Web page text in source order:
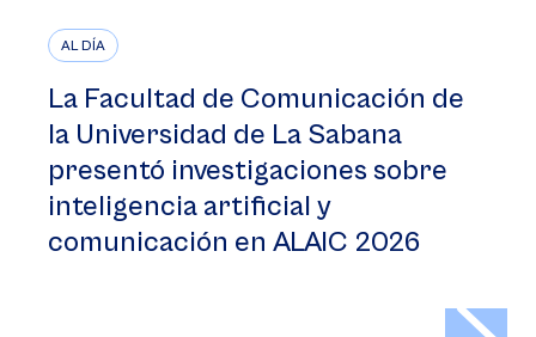
AL DÍA
La Facultad de Comunicación de
la Universidad de La Sabana
presentó investigaciones sobre
inteligencia artificial y
comunicación en ALAIC 2026